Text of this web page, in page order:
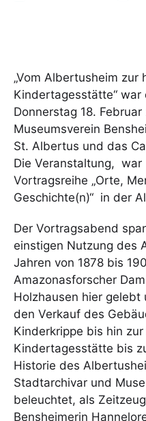
„Vom Albertusheim zur
Kindertagesstätte“
Donnerstag 18.
Museumsverein
St. Albertus und das
Die Veranstaltung, war
Vortragsreihe „Orte,
Geschichte(n)“ in der
Der Vortragsabend
einstigen Nutzung des
Jahren von 1878 bis
Amazonasforscher
Holzhausen hier
den Verkauf des
Kinderkrippe bis hin
Kindertagesstätte bis
Historie des
Stadtarchivar und
beleuchtet, als
Bensheimerin